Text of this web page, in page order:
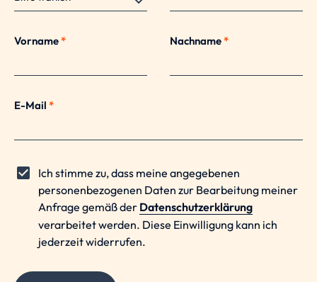
Vorname* Nachname*
E-Mail *
Ich stimme zu, dass meine angegebenen
personenbezogenen Daten zur Bearbeitung meiner
Anfrage gemäß der Datenschutzerklärung
verarbeitet werden. Diese Einwilligung kann ich
jederzeit widerrufen.